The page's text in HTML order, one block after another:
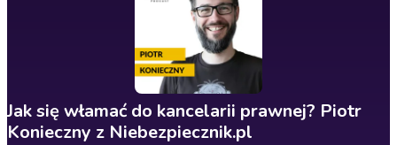
Jak się włamać do kancelarii prawnej? Piotr
Konieczny z Niebezpiecznik.pl